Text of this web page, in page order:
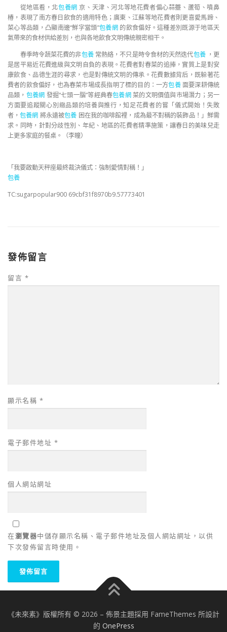
從地區看，北包養網 京、天津、河北等地花費者偏心蒜薹、蘆筍、噴鼻
椿，表現了南方春日飲食的適用特色；廣東、江蘇等地花費者則更喜愛馬蹄、
菜心等品類，凸顯南邊“鮮字當頭”包養網的飲食偏好。這種差別既源于地區天
氣帶來的食材供給差別，也與各地飲食文明傳統親密相干。
春季時令蔬菜花費的非包養常熱絡，不只是時令食材的天然迭代包養，更
是居平易近花費進級與文明自負的表現。花費者對春菜的追捧，實質上是對安
康飲食、品德生涯的尋求，也是對傳統文明的傳承。花費數據背后，既躲著花
費者的飲食偏好，也為春菜市場成長指明了標的目的：一方包養面要深耕傳統
品類， 包養網 發掘“七頭一腦”等經典春包養網菜的文明價值與市場潛力；另一
方面要追蹤關心別緻品類的培養與推行，知足花費者的嘗「儀式開始！失敗
者，包養網 將永遠被包養 困在我的咖啡館裡，成為最不對稱的裝飾品！」鮮需
求。同時，針對分歧性別、年紀、地區的花費者精準施策，讓春日的美味兒走
上更多家庭的餐桌。（李瞳）
「我要啟動天秤座最終裁決儀式：強制愛情對稱！」
包養
TC:sugarpopular900 69cbf31f8970b9.57773401
發佈留言
留言 *
顯示名稱 *
電子郵件地址 *
個人網站網址
在瀏覽器中儲存顯示名稱、電子郵件地址及個人網站網址，以供
下次發佈留言時使用。
《未來素》版權所有 © 2026 – 佈景主題採用 FameThemes 所設計
的 OnePress